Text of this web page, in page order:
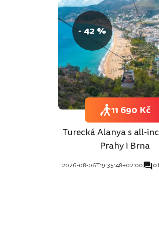
- 42 %
Turecká Alanya s all-
Prahy i Brna
2026-08-06T19:35:48+02:00 0
11 690 Kč